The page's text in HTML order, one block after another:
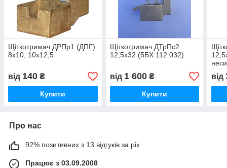
Щіткотримач ДРПр1 (ДПГ)
8х10, 10х12,5
від 140 ₴
Купити
Щіткотримач ДТрПс2
12,5х32 (5БХ.112.032)
від 1 600₴
Купити
від
Про нас
92% позитивних з 13 відгуків за рік
Працює з 03.09.2008